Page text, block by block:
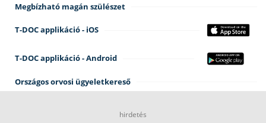
Megbízható magán szülészet
T-DOC applikáció - iOS
T-DOC applikáció - Android
Országos orvosi ügyeletkereső
hirdetés